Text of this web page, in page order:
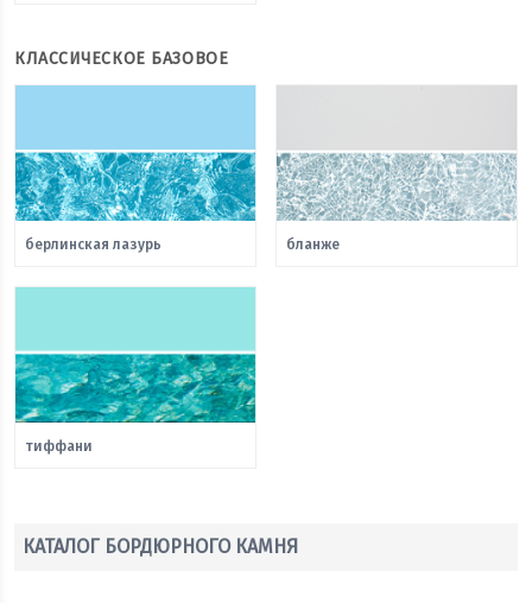
КЛАССИЧЕСКОЕ БАЗОВОЕ
берлинская лазурь бланже
тиффани
КАТАЛОГ БОРДЮРНОГО КАМНЯ